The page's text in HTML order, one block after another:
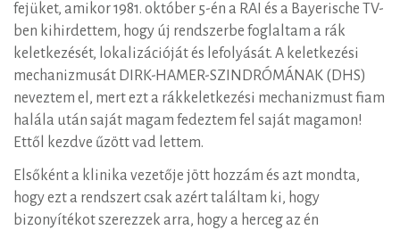
fejüket, amikor 1981. október 5-én a RAI és a Bayerische TV-
ben kihirdettem, hogy új rendszerbe foglaltam a rák
keletkezését, lokalizációját és lefolyását. A keletkezési
mechanizmusát DIRK-HAMER-SZINDRÓMÁNAK (DHS)
neveztem el, mert ezt a rákkeletkezési mechanizmust fiam
halála után saját magam fedeztem fel saját magamon!
Ettől kezdve űzött vad lettem.
Elsőként a klinika vezetője jött hozzám és azt mondta,
hogy ezt a rendszert csak azért találtam ki, hogy
bizonyítékot szerezzek arra, hogy a herceg az én